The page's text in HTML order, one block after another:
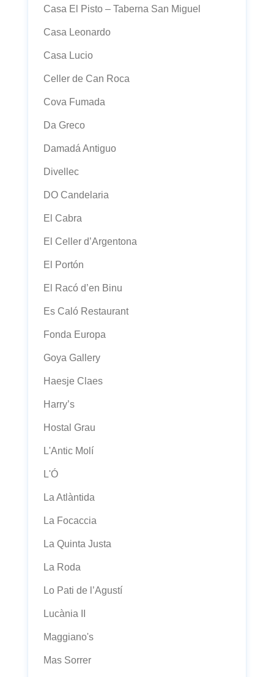
Casa El Pisto – Taberna San Miguel
Casa Leonardo
Casa Lucio
Celler de Can Roca
Cova Fumada
Da Greco
Damadá Antiguo
Divellec
DO Candelaria
El Cabra
El Celler d’Argentona
El Portón
El Racó d’en Binu
Es Caló Restaurant
Fonda Europa
Goya Gallery
Haesje Claes
Harry’s
Hostal Grau
L'Antic Molí
L'Ó
La Atlàntida
La Focaccia
La Quinta Justa
La Roda
Lo Pati de l’Agustí
Lucània II
Maggiano's
Mas Sorrer